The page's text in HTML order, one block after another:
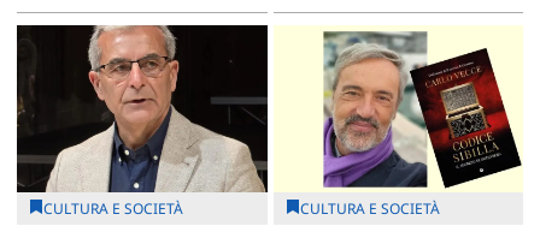
CULTURA E SOCIETÀ CULTURA E SOCIETÀ